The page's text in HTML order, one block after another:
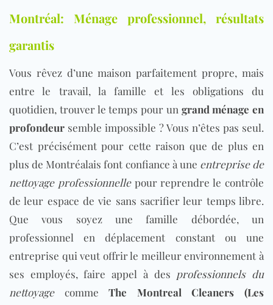
Montréal: Ménage professionnel, résultats
garantis
Vous rêvez d’une maison parfaitement propre, mais
entre le travail, la famille et les obligations du
quotidien, trouver le temps pour un grand ménage en
profondeur semble impossible ? Vous n’êtes pas seul.
C’est précisément pour cette raison que de plus en
plus de Montréalais font confiance à une entreprise de
nettoyage professionnellepour reprendre le contrôle
de leur espace de vie sans sacrifier leur temps libre.
Que vous soyez une famille débordée, un
professionnel en déplacement constant ou une
entreprise qui veut offrir le meilleur environnement à
ses employés, faire appel à des professionnels du
nettoyagecommeThe Montreal Cleaners
(Les